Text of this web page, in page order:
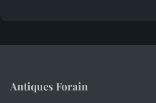
Antiques Forain